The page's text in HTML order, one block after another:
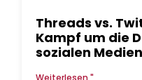
Threads vs.
Kampf um die
sozialen